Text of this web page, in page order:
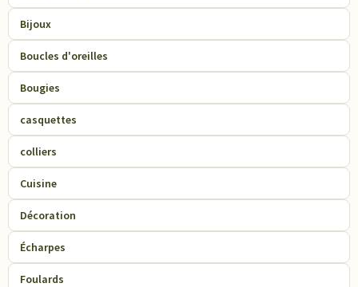
Bijoux
Boucles d'oreilles
Bougies
casquettes
colliers
Cuisine
Décoration
Écharpes
Foulards